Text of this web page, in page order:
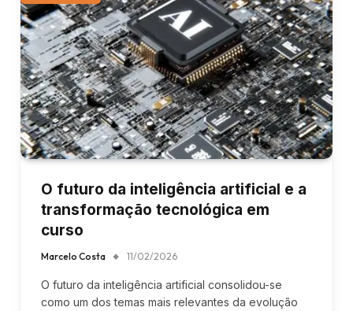
O futuro da inteligência artificial e a
transformação tecnológica em
curso
Marcelo Costa 11/02/2026
O futuro da inteligência artificial consolidou-se
como um dos temas mais relevantes da evolução